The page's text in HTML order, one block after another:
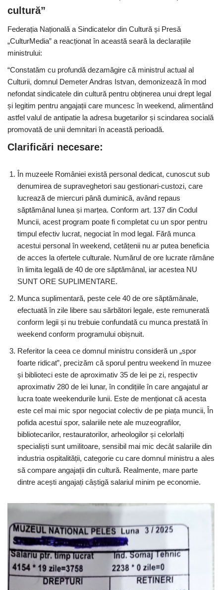
cultură”
Federația Națională a Sindicatelor din Cultură și Presă
„CulturMedia” a reacționat în această seară la declarațiile
ministrului:
“Constatăm cu profundă dezamăgire că ministrul actual al
Culturii, domnul Demeter Andras Istvan, demonizează în mod
nefondat sindicatele din cultură pentru obținerea unui drept legal
și legitim pentru angajații care muncesc în weekend, alimentând
astfel valul de antipatie la adresa bugetarilor și scindarea socială
promovată de unii demnitari în această perioadă.
Clarificări necesare:
În muzeele României există personal dedicat, cunoscut sub
denumirea de supraveghetori sau gestionari-custozi, care
lucrează de miercuri până duminică, având repaus
săptămânal lunea și marțea. Conform art. 137 din Codul
Muncii, acest program poate fi completat cu un spor pentru
timpul efectiv lucrat, negociat în mod legal. Fără munca
acestui personal în weekend, cetățenii nu ar putea beneficia
de acces la ofertele culturale. Numărul de ore lucrate rămâne
în limita legală de 40 de ore săptămânal, iar acestea NU
SUNT ORE SUPLIMENTARE.
Munca suplimentară, peste cele 40 de ore săptămânale,
efectuată în zile libere sau sărbători legale, este remunerată
conform legii și nu trebuie confundată cu munca prestată în
weekend conform programului obișnuit.
Referitor la ceea ce domnul ministru consideră un „spor
foarte ridicat”, precizăm că sporul pentru weekend în muzee
și biblioteci este de aproximativ 35 de lei pe zi, respectiv
aproximativ 280 de lei lunar, în condițiile în care angajatul ar
lucra toate weekendurile lunii. Este de menționat că acesta
este cel mai mic spor negociat colectiv de pe piața muncii, În
pofida acestui spor, salariile nete ale muzeografilor,
bibliotecarilor, restauratorilor, arheologilor și celorlalți
specialiști sunt umilitoare, sensibil mai mic decât salariile din
industria ospitalității, categorie cu care domnul ministru a ales
să compare angajații din cultură. Realmente, mare parte
dintre acești angajați câștigă salariul minim pe economie.